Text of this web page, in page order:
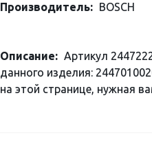
Производитель: BOSCH
Описание: Артикул
данного изделия:
на этой странице, нужная